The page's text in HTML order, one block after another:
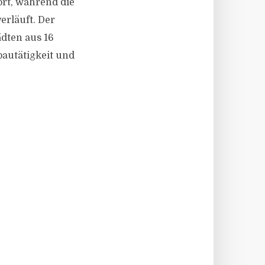
während die
Der
aus 16
und